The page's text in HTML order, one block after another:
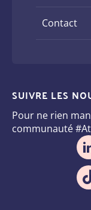
Contact
SUIVRE LES
Pour ne rien
communauté